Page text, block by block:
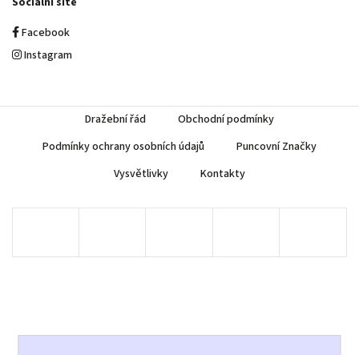
Facebook
Instagram
Dražební řád
Obchodní podmínky
Podmínky ochrany osobních údajů
Puncovní Značky
Vysvětlivky
Kontakty